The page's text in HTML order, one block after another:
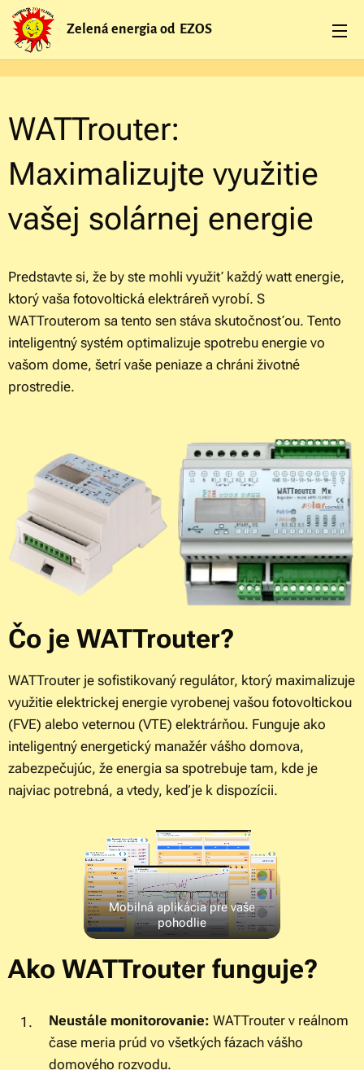
Zelená energia od EZOS
WATTrouter:
Maximalizujte využitie
vašej solárnej energie
Predstavte si, že by ste mohli využiť každý watt energie,
ktorý vaša fotovoltická elektráreň vyrobí. S
WATTrouterom sa tento sen stáva skutočnosťou. Tento
inteligentný systém optimalizuje spotrebu energie vo
vašom dome, šetrí vaše peniaze a chráni životné
prostredie.
Čo je WATTrouter?
WATTrouter je sofistikovaný regulátor, ktorý maximalizuje
využitie elektrickej energie vyrobenej vašou fotovoltickou
(FVE) alebo veternou (VTE) elektrárňou. Funguje ako
inteligentný energetický manažér vášho domova,
zabezpečujúc, že energia sa spotrebuje tam, kde je
najviac potrebná, a vtedy, keď je k dispozícii.
Mobilná aplikácia pre vaše
pohodlie
Ako WATTrouter funguje?
Neustále monitorovanie: WATTrouter v reálnom
čase meria prúd vo všetkých fázach vášho
domového rozvodu.